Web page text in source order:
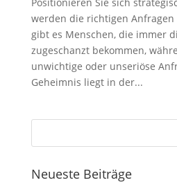
werden die richtigen
gibt es Menschen, die immer
zugeschanzt bekommen,
unwichtige oder unseriöse
Geheimnis liegt in der...
Neueste Beiträge